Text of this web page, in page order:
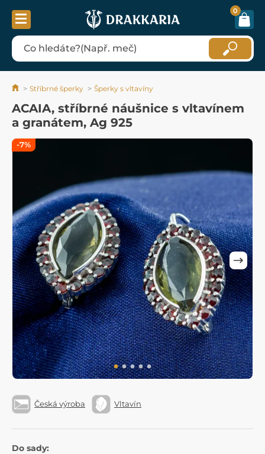
0
Stříbrné šperky Šperky s vltavíny
ACAIA, stříbrné náušnice s vltavínem
a granátem, Ag 925
Česká výroba Vltavín
Do sady:
-7%